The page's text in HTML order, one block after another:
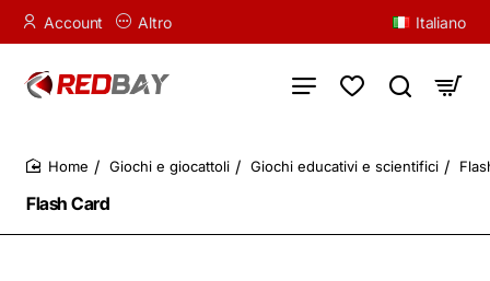
Account Altro Italiano
Flash Card
Giochi e giocattoli Giochi educativi e scientifici